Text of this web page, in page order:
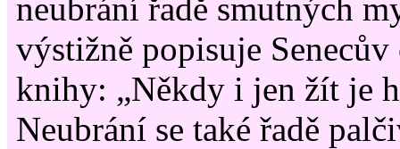
neubrání řadě smutných
výstižně popisuje
knihy: „Někdy i jen žít je
Neubrání se také řadě